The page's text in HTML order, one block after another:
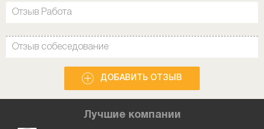
Отзыв Работа
Отзыв собеседование
ДОБАВИТЬ ОТЗЫВ
Лучшие компании